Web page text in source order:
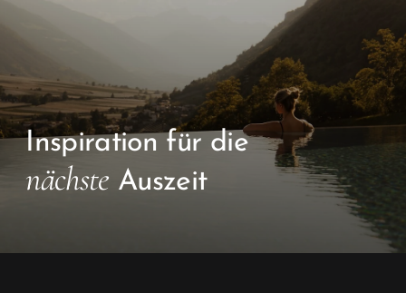
Inspiration für die
nächste Auszeit